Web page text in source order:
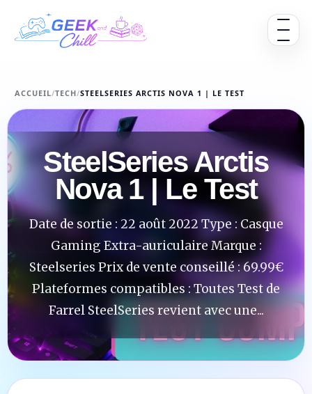
Ouvrir
ACCUEIL/TECH/STEELSERIES ARCTIS NOVA 1 | LE TEST
SteelSeries Arctis
Nova 1 | Le Test
Date de sortie : 22 août 2022 Type : Casque
Gaming Extra-auriculaire Marque :
Steelseries Prix de vente conseillé : 69.99€
Plateformes compatibles : Toutes Test de
Farrel SteelSeries revient avec une...